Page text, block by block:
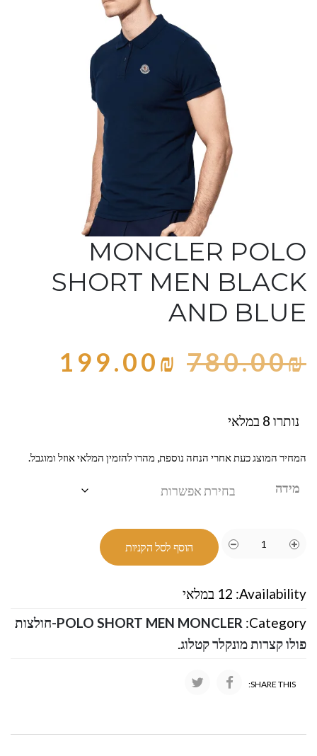
MONCLER POLO
SHORT MEN BLACK
AND BLUE
780.00₪
199.00₪
נותרו 8 במלאי
המחיר המוצג כעת אחרי הנחה נוספת, מהרו להזמין המלאי אוזל ומוגבל.
מידה
הוסף לסל הקניות
Availability: 12 במלאי
Category:
POLO SHORT MEN MONCLER-חולצות
פולו קצרות מונקלר קטלוג.
SHARE THIS: